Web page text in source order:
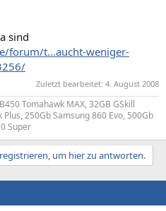
sind
forum/t...aucht-weniger-
Zuletzt bearbeitet: 4. August 2008
Tomahawk MAX, 32GB GSkill
Plus, 250Gb Samsung 860 Evo, 500Gb
Super
um hier zu antworten.